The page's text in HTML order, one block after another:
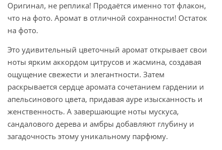
Оригинал, не реплика! Продаётся именно тот флакон,
что на фото. Аромат в отличной сохранности! Остаток
на фото.
Это удивительный цветочный аромат открывает свои
ноты ярким аккордом цитрусов и жасмина, создавая
ощущение свежести и элегантности. Затем
раскрывается сердце аромата сочетанием гардении и
апельсинового цвета, придавая ауре изысканность и
женственность. А завершающие ноты мускуса,
сандалового дерева и амбры добавляют глубину и
загадочность этому уникальному парфюму.